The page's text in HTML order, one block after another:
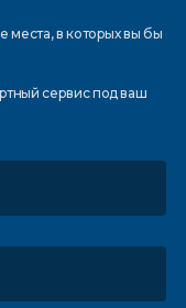
места, в которыхвы бы
сервис под ваш